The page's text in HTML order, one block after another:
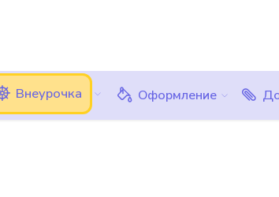
в этом случае, оплату можно сделать
Внеурочка Оформление